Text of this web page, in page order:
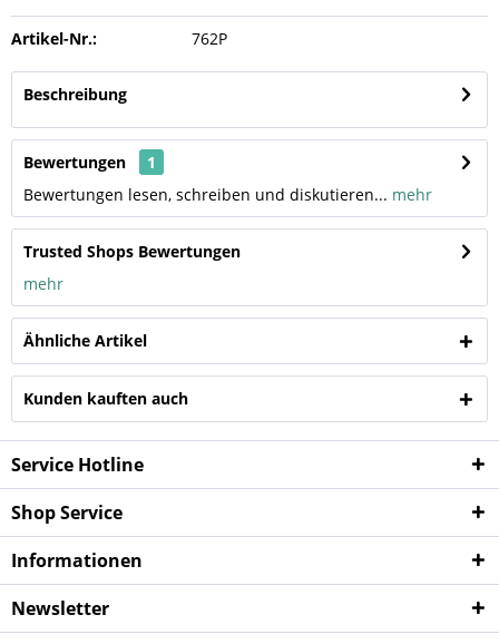
Artikel-Nr.: 762P
Beschreibung
Bewertungen
1
Bewertungen lesen, schreiben und diskutieren... mehr
Trusted Shops Bewertungen
mehr
Ähnliche Artikel
Kunden kauften auch
Service Hotline
Shop Service
Informationen
Newsletter